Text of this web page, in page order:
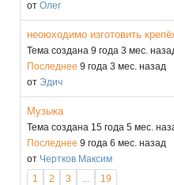
от Олег
неоюходимо изготовить
Тема создана 9 года 3 мес.
Последнее 9 года 3 мес. назад
от Эдич
Музыка
Тема создана 15 года 5 мес.
Последнее 9 года 6 мес. назад
от Чертков Максим
1 2 3 ... 19